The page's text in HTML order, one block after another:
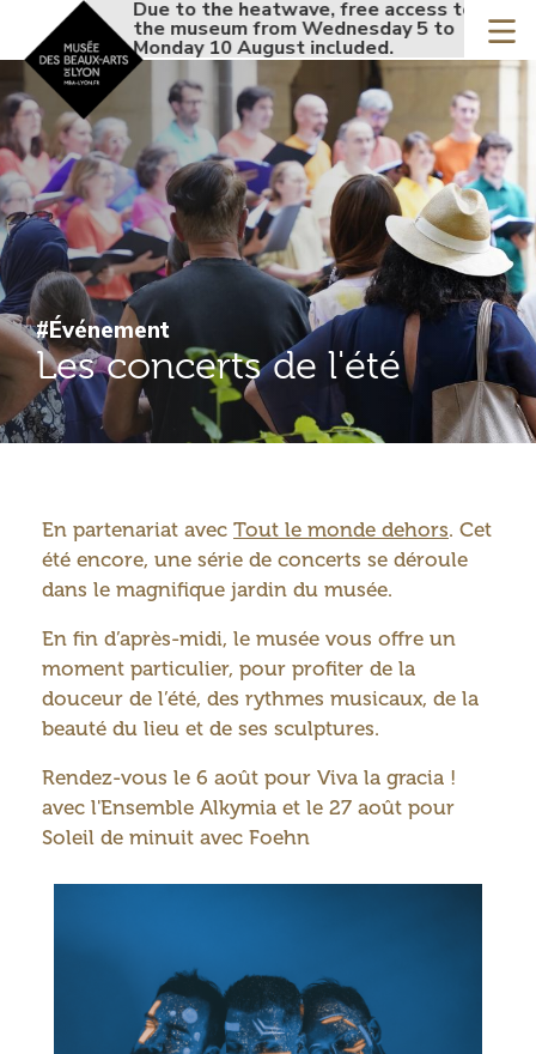
Skip
to
main
content
Accueil - Site musée
Due to the heatwave, free access to
the museum from Wednesday 5 to
Monday 10 August included.
the
#Événement
Les concerts de l'été
Introduction
En partenariat avec Tout le monde dehors. Cet
été encore, une série de concerts se déroule
dans le magnifique jardin du musée.
En fin d’après-midi, le musée vous offre un
moment particulier, pour profiter de la
douceur de l’été, des rythmes musicaux, de la
beauté du lieu et de ses sculptures.
Rendez-vous le 6 août pour Viva la gracia !
avec l'Ensemble Alkymia et le 27 août pour
Soleil de minuit avec Foehn